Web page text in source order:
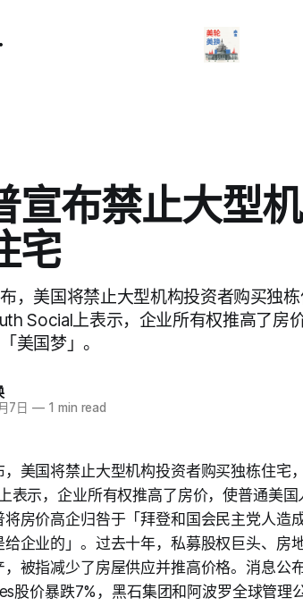
宣布禁止大型
宅
，美国将禁止大型机构投资者购买独
Social上表示，企业所有权推高了房
美国梦」。
7日 — 1 min read
美国将禁止大型机构投资者购买独栋住宅
表示，企业所有权推高了房价，使普通美
将房价高企归咎于「拜登和国会民主党人造
企业的」。过去十年，私募股权巨头、房
被指减少了房屋供应并推高价格。消息公
股价暴跌7%，黑石集团和阿波罗全球管理